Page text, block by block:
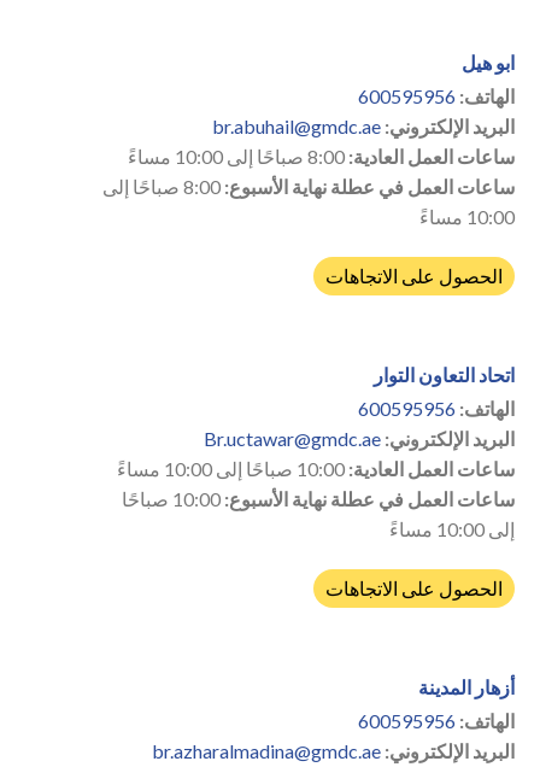
ابو هيل
الهاتف: 600595956
البريد الإلكتروني: br.abuhail@gmdc.ae
ساعات العمل العادية:
ساعات العمل في عطلة نهاية الأسبوع:
8:00 صباحًا إلى
10:00 مساءً
الحصول على الاتجاهات
اتحاد التعاون التوار
الهاتف: 600595956
البريد الإلكتروني: Br.uctawar@gmdc.ae
ساعات العمل العادية:
ساعات العمل في عطلة نهاية الأسبوع:
10:00 صباحًا
إلى 10:00 مساءً
الحصول على الاتجاهات
أزهار المدينة
الهاتف: 600595956
البريد الإلكتروني: br.azharalmadina@gmdc.ae